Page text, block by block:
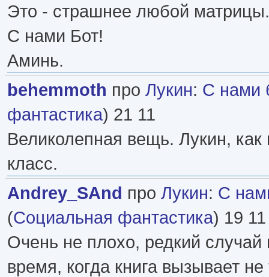
Это - страшнее любой матрицы.
С нами Бот!
Аминь.
behemmoth про Лукин: С нами
фантастика) 21 11
Великолепная вещь. Лукин, как
класс.
Andrey_SAnd про Лукин: С
(Социальная фантастика) 19 11
Очень не плохо, редкий случай
время, когда книга вызывает не